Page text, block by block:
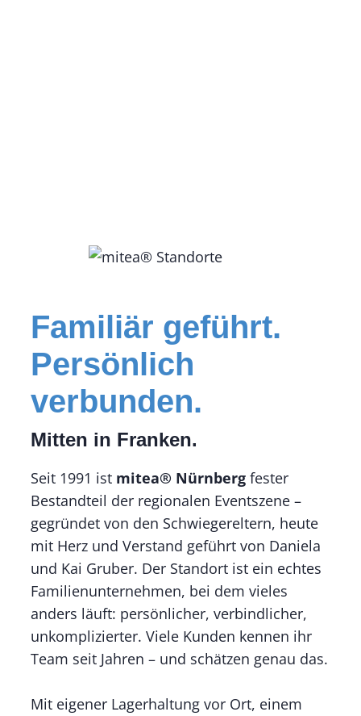
Familiär geführt.
Persönlich
verbunden.
Mitten in Franken.
Seit 1991 ist mitea® Nürnberg fester
Bestandteil der regionalen Eventszene –
gegründet von den Schwiegereltern, heute
mit Herz und Verstand geführt von Daniela
und Kai Gruber. Der Standort ist ein echtes
Familienunternehmen, bei dem vieles
anders läuft: persönlicher, verbindlicher,
unkomplizierter. Viele Kunden kennen ihr
Team seit Jahren – und schätzen genau das.
Mit eigener Lagerhaltung vor Ort, einem